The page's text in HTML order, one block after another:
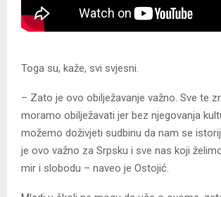
Toga su, kaže, svi svjesni.
– Zato je ovo obilježavanje važno. Sve te
moramo obilježavati jer bez njegovanja
možemo doživjeti sudbinu da nam se
je ovo važno za Srpsku i sve nas koji
mir i slobodu – naveo je Ostojić.